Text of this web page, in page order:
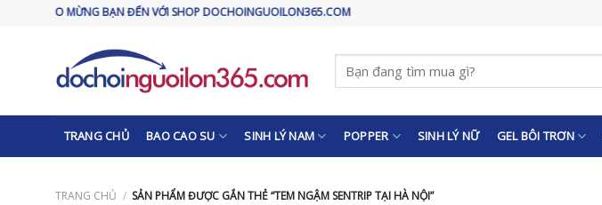
CHÀO MỪNG BẠN ĐẾN VỚI SHOP DOCHOINGUOILON365.COM
Tìm
kiếm:
TRANG CHỦ BAO CAO SU SINH LÝ NAM POPPER SINH LÝ NỮ GEL BÔI TRƠN
TRANG CHỦ / SẢN PHẨM ĐƯỢC GẮN THẺ “TEM NGẬM SENTRIP TẠI HÀ NỘI”